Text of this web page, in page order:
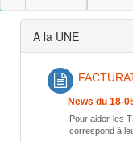
A la UNE
News du 18-
Pour aider les
correspond à